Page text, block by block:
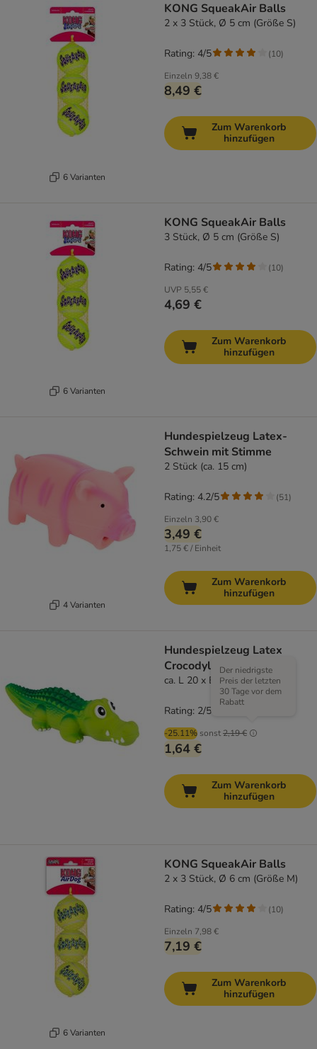
6 Varianten
KONG SqueakAir Balls
2 x 3 Stück, Ø 5 cm (Größe S)
Einzeln 9,38 €
8,49 €
Rating: 4/5 (10)
Zum Warenkorb
hinzufügen
6 Varianten
KONG SqueakAir Balls
3 Stück, Ø 5 cm (Größe S)
UVP 5,55 €
4,69 €
Rating: 4/5 (10)
Zum Warenkorb
hinzufügen
4 Varianten
Hundespielzeug Latex-
Schwein mit Stimme
2 Stück (ca. 15 cm)
Einzeln 3,90 €
3,49 €
1,75 € / Einheit
Rating: 4.2/5 (51)
Zum Warenkorb
hinzufügen
Hundespielzeug Latex
Crocodylus
ca. L 20 x B 6 x H 5 cm
-25.11% sonst2,19 €
Der niedrigste
Preis der letzten
30 Tage vor dem
Rabatt
1,64 €
Rating: 2/5
Zum Warenkorb
hinzufügen
6 Varianten
KONG SqueakAir Balls
2 x 3 Stück, Ø 6 cm (Größe M)
Einzeln 7,98 €
7,19 €
Rating: 4/5 (10)
Zum Warenkorb
hinzufügen